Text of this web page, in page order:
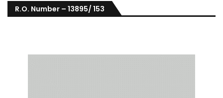
R.O. Number – 13895/ 153